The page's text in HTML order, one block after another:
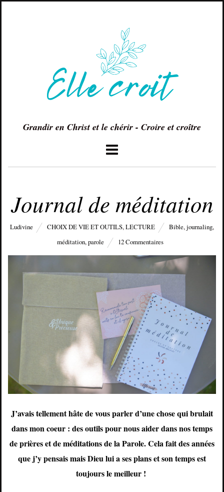
Grandir en Christ et le chérir - Croire et croître
Journal de méditation
Ludivine CHOIX DE VIE ET OUTILS,LECTURE Bible,journaling,
méditation,parole 12 Commentaires
J’avais tellement hâte de vous parler d’une chose qui brulait
dans mon coeur : des outils pour nous aider dans nos temps
de prières et de méditations de la Parole. Cela fait des années
que j’y pensais mais Dieu lui a ses plans et son temps est
toujours le meilleur !